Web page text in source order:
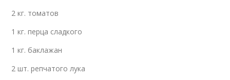
2 кг. томатов
1 кг. перца сладкого
1 кг. баклажан
2 шт. репчатого лука